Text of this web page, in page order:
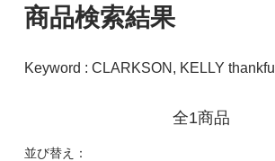
商品検索結果
Keyword : CLARKSON, KELLY thankful
全1商品
並び替え：